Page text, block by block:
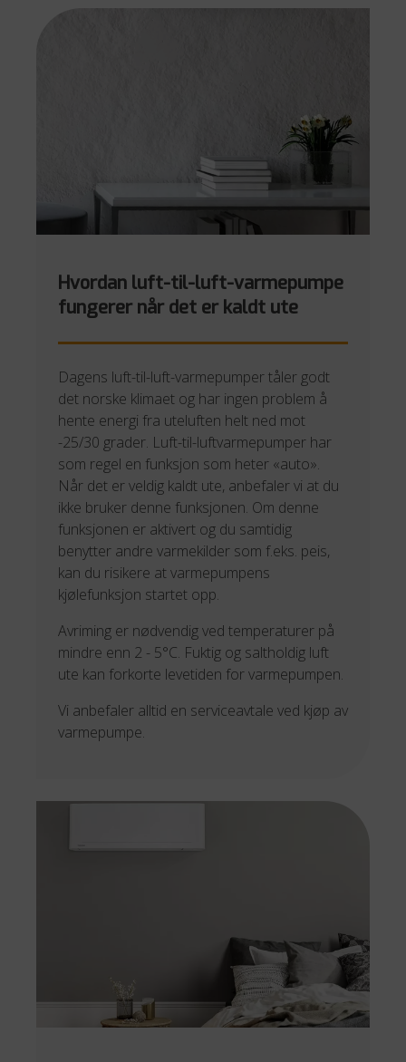
Hvordan luft-til-luft-varmepumpe
fungerer når det er kaldt ute
Dagens luft-til-luft-varmepumper tåler godt
det norske klimaet og har ingen problem å
hente energi fra uteluften helt ned mot
-25/30 grader. Luft-til-luftvarmepumper har
som regel en funksjon som heter «auto».
Når det er veldig kaldt ute, anbefaler vi at du
ikke bruker denne funksjonen. Om denne
funksjonen er aktivert og du samtidig
benytter andre varmekilder som f.eks. peis,
kan du risikere at varmepumpens
kjølefunksjon startet opp.
Avriming er nødvendig ved temperaturer på
mindre enn 2 - 5°C. Fuktig og saltholdig luft
ute kan forkorte levetiden for varmepumpen.
Vi anbefaler alltid en serviceavtale ved kjøp av
varmepumpe.